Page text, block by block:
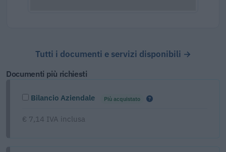
Tutti i documenti e servizi disponibili →
Documenti più richiesti
Bilancio Aziendale Più acquistato
€ 7,14 IVA inclusa